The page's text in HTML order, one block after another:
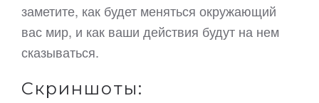
заметите, как будет меняться окружающий
вас мир, и как ваши действия будут на нем
сказываться.
Скриншоты: